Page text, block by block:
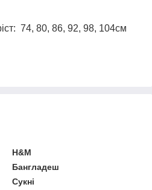
74, 80, 86, 92, 98, 104см
H&M
Бангладеш
Сукні